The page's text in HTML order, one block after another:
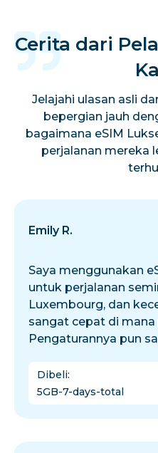
Cerita dari
Jelajahi ulasan asli
bepergian jauh
bagaimana eSIM
perjalanan mereka
Emily R.
Saya menggunakan
untuk perjalanan
Luxembourg, dan
sangat cepat di mana
Pengaturannya pun
Dibeli:
5GB-7-days-total